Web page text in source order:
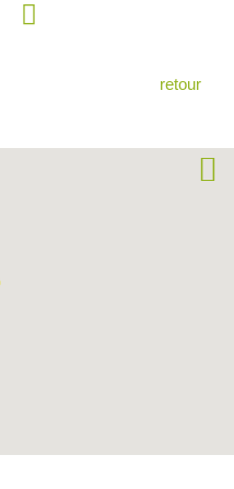
retour